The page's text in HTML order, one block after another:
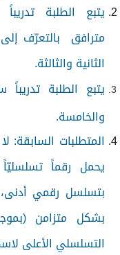
يتبع الطلبة
مترافق بالتعرّف
الثانية والثالثة.
يتبع الطلبة تدريباً
والخامسة.
المتطلبات السابقة:
يحمل رقماً
بتسلسل رقمي
بشكل متزامن
التسلسلي الأعلى